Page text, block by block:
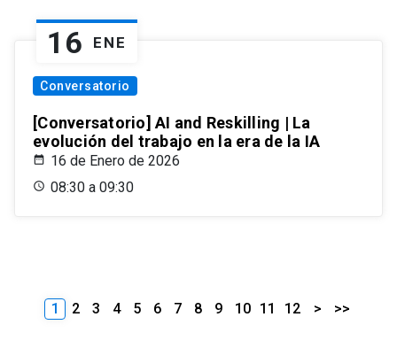
16 ENE
Conversatorio
[Conversatorio] AI and Reskilling | La
evolución del trabajo en la era de la IA
16 de Enero de 2026
08:30 a 09:30
1 2 3 4 5 6 7 8 9 10 11 12 > >>